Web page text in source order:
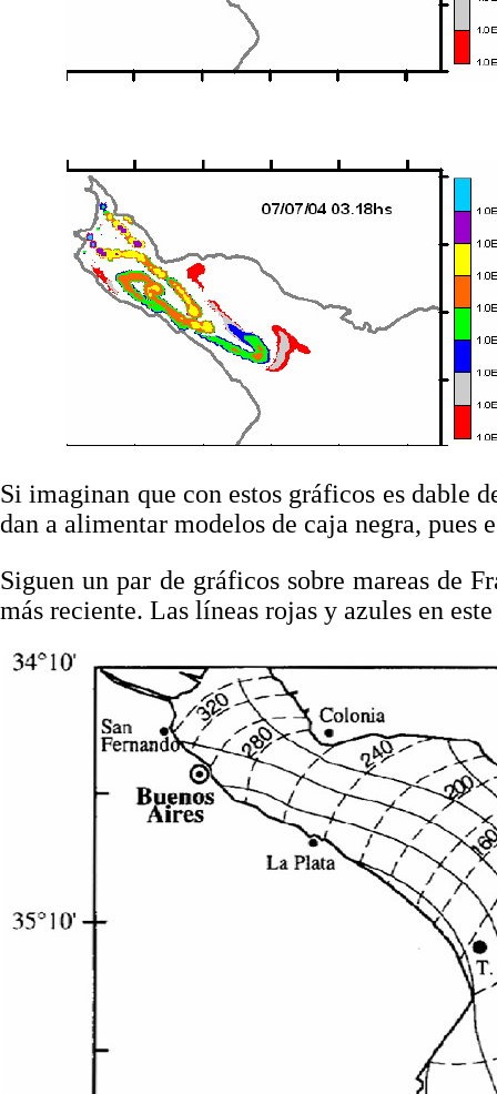
Si imaginan que con estos gráficos es dable
dan a alimentar modelos de caja negra, pues
Siguen un par de gráficos sobre mareas de
más reciente. Las líneas rojas y azules en